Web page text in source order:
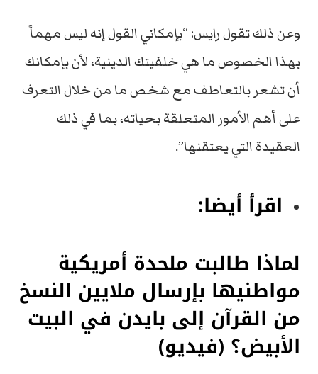
وعن ذلك تقول رايس: “بإمكاني القول إنه ليس مهماً
بهذا الخصوص ما هي خلفيتك الدينية، لأن بإمكانك
أن تشعر بالتعاطف مع شخص ما من خلال التعرف
على أهم الأمور المتعلقة بحياته، بما في ذلك
العقيدة التي يعتقنها”.
اقرأ أيضا:
لماذا طالبت ملحدة أمريكية
مواطنيها بإرسال ملايين النسخ
من القرآن إلى بايدن في البيت
الأبيض؟ (فيديو)